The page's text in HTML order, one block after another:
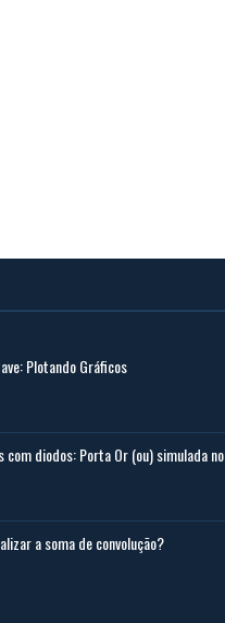
Plotando Gráficos
com diodos: Porta Or (ou) simulada no
a soma de convolução?